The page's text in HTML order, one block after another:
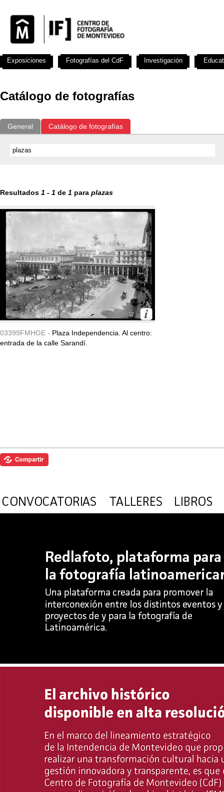
Catálogo de fotografías
General Catálogo de fotografías
Resultados 1 - 1 de 1 para plazas
03399FMHGE - Plaza Independencia. Al centro:
entrada de la calle Sarandí.
Exposiciones Fotografías del CdF Investigación